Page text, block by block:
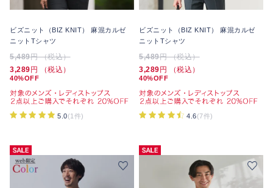
ビズニット（BIZ KNIT） 麻混カルゼ
ニットTシャツ
5,489円 （税込）
3,289円 （税込）
40%OFF
5.0(1件)
ビズニット（BIZ KNIT） 麻混カルゼ
ニットTシャツ
5,489円 （税込）
3,289円 （税込）
40%OFF
4.6(7件)